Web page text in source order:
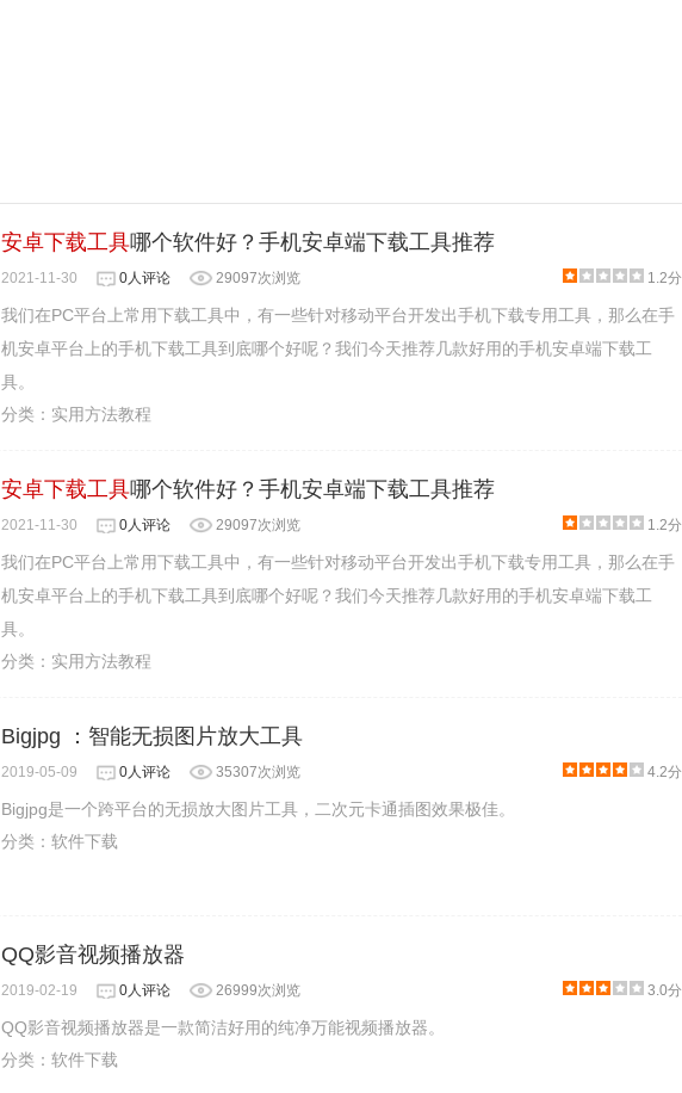
安卓下载工具哪个软件好？手机安卓端下载工具推荐
2021-11-30 0人评论 29097次浏览 1.2分
我们在PC平台上常用下载工具中，有一些针对移动平台开发出手机下载专用工具，那么在手
机安卓平台上的手机下载工具到底哪个好呢？我们今天推荐几款好用的手机安卓端下载工
具。
分类： 实用方法教程
安卓下载工具哪个软件好？手机安卓端下载工具推荐
2021-11-30 0人评论 29097次浏览 1.2分
我们在PC平台上常用下载工具中，有一些针对移动平台开发出手机下载专用工具，那么在手
机安卓平台上的手机下载工具到底哪个好呢？我们今天推荐几款好用的手机安卓端下载工
具。
分类： 实用方法教程
Bigjpg ：智能无损图片放大工具
2019-05-09 0人评论 35307次浏览 4.2分
Bigjpg是一个跨平台的无损放大图片工具，二次元卡通插图效果极佳。
分类： 软件下载
QQ影音视频播放器
2019-02-19 0人评论 26999次浏览 3.0分
QQ影音视频播放器是一款简洁好用的纯净万能视频播放器。
分类： 软件下载